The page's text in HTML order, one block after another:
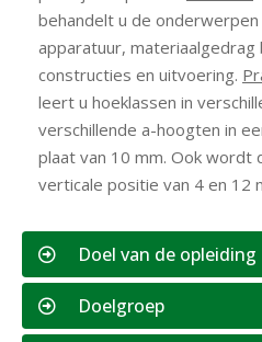
behandelt u de
apparatuur, materiaalgedrag
constructies en uitvoering.
leert u hoeklassen in
verschillende a-hoogten in
plaat van 10 mm. Ook wordt
verticale positie van 4 en 12
Doel van de opleiding
Doelgroep